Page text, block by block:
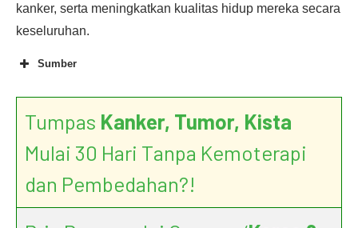
kanker, serta meningkatkan kualitas hidup mereka secara
keseluruhan.
Sumber
Depression
Tumpas Kanker, Tumor, Kista
Mulai 30 Hari Tanpa Kemoterapi
dan Pembedahan?!